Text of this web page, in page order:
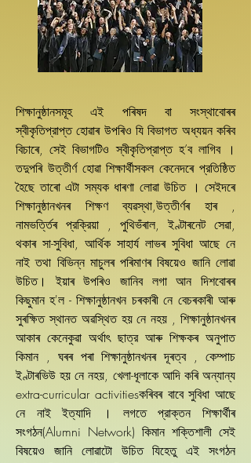
শিক্ষানুষ্ঠানসমূহ এই পৰিষদ বা সংস্থাবোৰৰ
স্বীকৃতিপ্রাপ্ত হোৱাৰ উপৰিও যি বিভাগত অধ্যয়ন কৰিব
বিচাৰে, সেই বিভাগটিও স্বীকৃতিপ্রাপ্ত হ’ব লাগিব ।
তদুপৰি উত্তীৰ্ণ হোৱা শিক্ষাৰ্থীসকল কেনেদৰে প্রতিষ্ঠিত
হৈছে তাৰো এটা সম্যক ধাৰণা লোৱা উচিত । সেইদৰে
শিক্ষানুষ্ঠানখনৰ শিক্ষণ ব্যৱস্থা,উত্তীৰ্ণৰ হাৰ ,
নামভৰ্ত্তিৰ প্রক্রিয়া , পুথিভঁৰাল, ইণ্টাৰনেট সেৱা,
থকাৰ সা-সুবিধা, আৰ্থিক সাহাৰ্য লাভৰ সুবিধা আছে নে
নাই তথা বিভিন্ন মাচুলৰ পৰিমাণৰ বিষয়েও জানি লোৱা
উচিত। ইয়াৰ উপৰিও জানিব লগা আন দিশবোৰৰ
কিছুমান হ'ল - শিক্ষানুষ্ঠানখন চৰকাৰী নে বেচৰকাৰী আৰু
সুৰক্ষিত স্থানত অৱস্থিত হয় নে নহয় , শিক্ষানুষ্ঠানখনৰ
আকাৰ কেনেকুৱা অৰ্থাৎ ছাত্র আৰু শিক্ষকৰ অনুপাত
কিমান , ঘৰৰ পৰা শিক্ষানুষ্ঠানখনৰ দূৰত্ব , কেম্পাচ
ইণ্টাৰভিউ হয় নে নহয়, খেলা-ধূলাকে আদি কৰি অন্যান্য
extra-curricular activitiesকৰিবৰ বাবে সুবিধা আছে
নে নাই ইত্যাদি । লগতে প্রাক্তন শিক্ষাৰ্থীৰ
সংগঠন(Alumni Network) কিমান শক্তিশালী সেই
বিষয়েও জানি লোৱাটো উচিত যিহেতু এই সংগঠন